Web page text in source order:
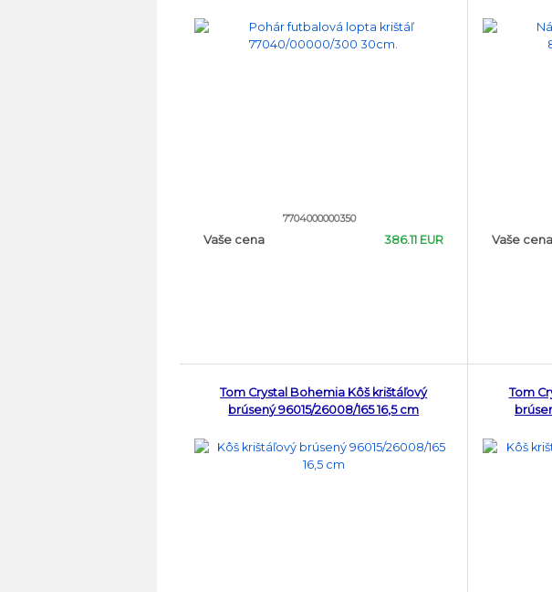
7704000000350
Vaše cena 386.11 EUR Vaše cena
Tom Crystal Bohemia Kôš krištáľový
brúsený 96015/26008/165 16,5 cm
Tom